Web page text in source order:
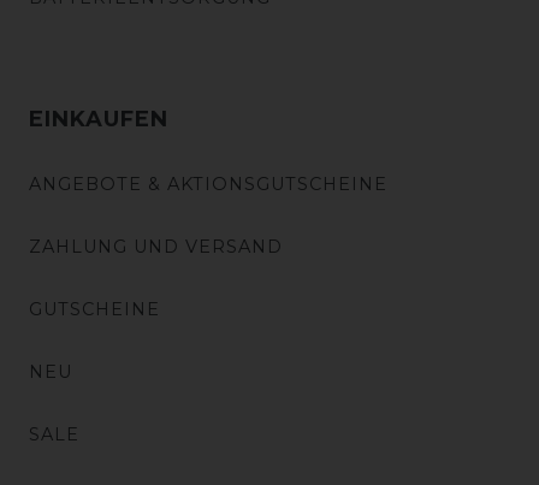
EINKAUFEN
ANGEBOTE & AKTIONSGUTSCHEINE
ZAHLUNG UND VERSAND
GUTSCHEINE
NEU
SALE